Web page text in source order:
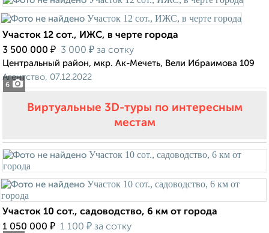
6
Участок 12 сот., ИЖС, в черте города
3 500 000 ₽ 3 000 ₽ за сотку
Центральный район, мкр. Ак-Мечеть, Вели Ибраимова 109
Агентство, 07.12.2022
Виртуальные 3D-туры по интересным
местам
Участок 10 сот., садоводство, 6 км от города
1 050 000 ₽ 1 100 ₽ за сотку